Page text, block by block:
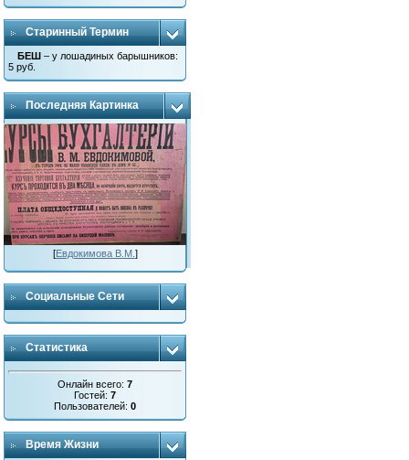
Старинный Термин
БЕШ – у лошадиных барышников:
5 руб.
Последняя Картинка
[Евдокимова В.М. ]
Социальные Сети
Статистика
Онлайн всего:7
Гостей:7
Пользователей:0
Время Жизни